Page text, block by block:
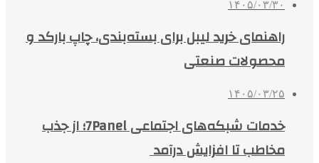
۱۴۰۵/۰۳/۳۰
راهنمای خرید لیبل برای بسته‌بندی، چاپ بارکد و
محصولات صنعتی
۱۴۰۵/۰۳/۲۵
خدمات شبکه‌های اجتماعی 7Panel؛ از جذب
مخاطب تا افزایش درآمد